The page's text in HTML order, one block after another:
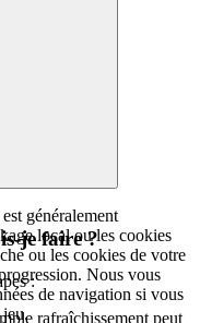
généralement
local ou les cookies
ou les cookies de votre
Nous vous
de navigation si vous
jeu.
je faire ?
:
rafraîchissement peut